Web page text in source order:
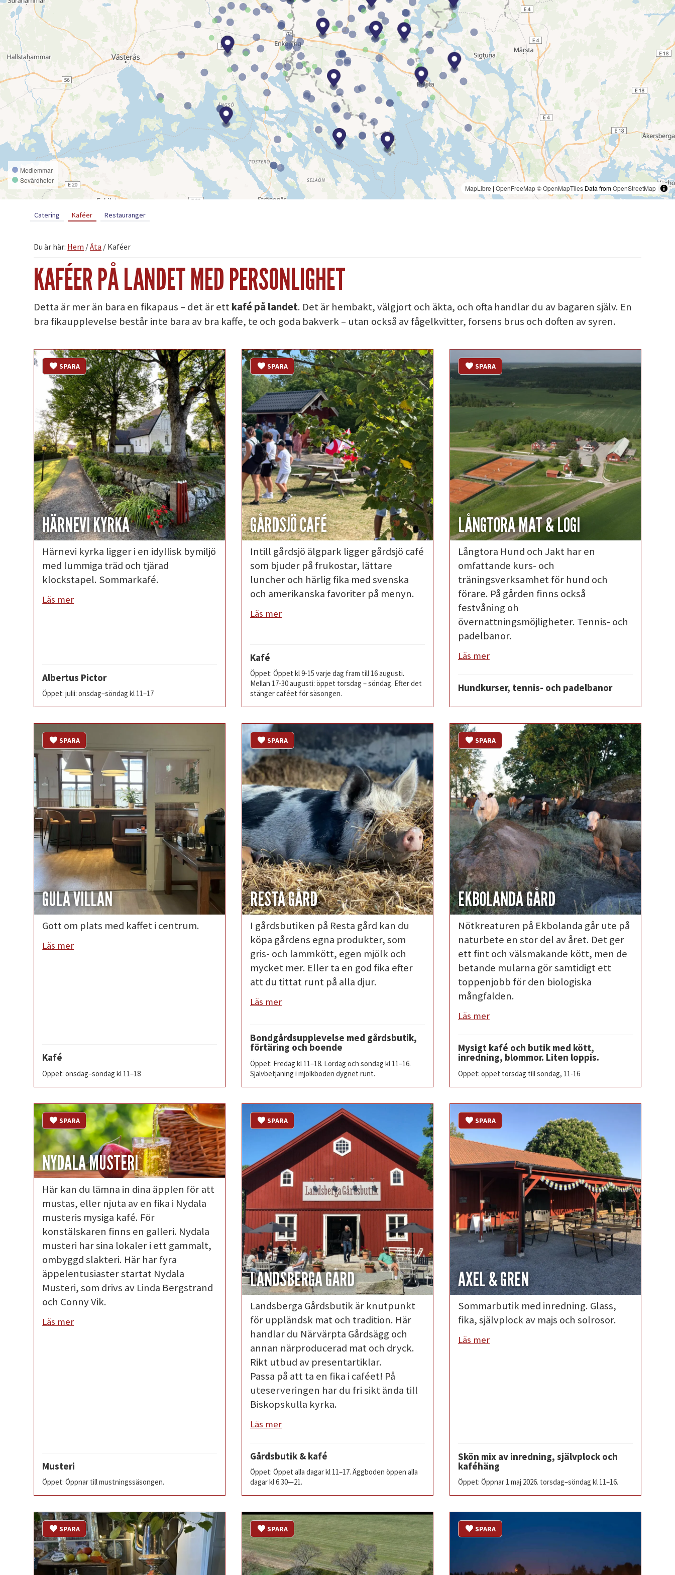
Medlemmar
Sevärdheter
MapLibre | OpenFreeMap© OpenMapTiles Data fromOpenStreetMap
Catering Kaféer Restauranger
Du är här: Hem /Äta / Kaféer
KAFÉER PÅ LANDET MED PERSONLIGHET
Detta är mer än bara en fikapaus – det är ettkafé på landet. Det är hembakt, välgjort och äkta, och ofta handlar du av bagaren själv. En
bra fikaupplevelse består inte bara av bra kaffe, te och goda bakverk – utan också av fågelkvitter, forsens brus och doften av syren.
HÄRNEVI KYRKA
SPARA
Härnevi kyrka ligger i en idyllisk bymiljö
med lummiga träd och tjärad
klockstapel. Sommarkafé.
Läs mer
Albertus Pictor
Öppet: julii: onsdag–söndag kl 11–17
GÅRDSJÖ CAFÉ
SPARA
Intill gårdsjö älgpark ligger gårdsjö café
som bjuder på frukostar, lättare
luncher och härlig fika med svenska
och amerikanska favoriter på menyn.
Läs mer
Kafé
Öppet: Öppet kl 9-15 varje dag fram till 16 augusti.
Mellan 17-30 augusti: öppet torsdag – söndag. Efter det
stänger caféet för säsongen.
LÅNGTORA MAT & LOGI
SPARA
Långtora Hund och Jakt har en
omfattande kurs- och
träningsverksamhet för hund och
förare. På gården finns också
festvåning oh
övernattningsmöjligheter. Tennis- och
padelbanor.
Läs mer
Hundkurser, tennis- och padelbanor
GULA VILLAN
SPARA
Gott om plats med kaffet i centrum.
Läs mer
Kafé
Öppet: onsdag–söndag kl 11–18
RESTA GÅRD
SPARA
I gårdsbutiken på Resta gård kan du
köpa gårdens egna produkter, som
gris- och lammkött, egen mjölk och
mycket mer. Eller ta en god fika efter
att du tittat runt på alla djur.
Läs mer
Bondgårdsupplevelse med gårdsbutik,
förtäring och boende
Öppet: Fredag kl 11–18. Lördag och söndag kl 11–16.
Självbetjäning i mjölkboden dygnet runt.
EKBOLANDA GÅRD
SPARA
Nötkreaturen på Ekbolanda går ute på
naturbete en stor del av året. Det ger
ett fint och välsmakande kött, men de
betande mularna gör samtidigt ett
toppenjobb för den biologiska
mångfalden.
Läs mer
Mysigt kafé och butik med kött,
inredning, blommor. Liten loppis.
Öppet: öppet torsdag till söndag, 11-16
NYDALA MUSTERI
SPARA
Här kan du lämna in dina äpplen för att
mustas, eller njuta av en fika i Nydala
musteris mysiga kafé. För
konstälskaren finns en galleri. Nydala
musteri har sina lokaler i ett gammalt,
ombyggd slakteri. Här har fyra
äppelentusiaster startat Nydala
Musteri, som drivs av Linda Bergstrand
och Conny Vik.
Läs mer
Musteri
Öppet: Öppnar till mustningssäsongen.
LANDSBERGA GÅRD
SPARA
Landsberga Gårdsbutik är knutpunkt
för uppländsk mat och tradition. Här
handlar du Närvärpta Gårdsägg och
annan närproducerad mat och dryck.
Rikt utbud av presentartiklar.
Passa på att ta en fika i caféet! På
uteserveringen har du fri sikt ända till
Biskopskulla kyrka.
Läs mer
Gårdsbutik & kafé
Öppet: Öppet alla dagar kl 11–17. Äggboden öppen alla
dagar kl 6.30—21.
AXEL & GREN
SPARA
Sommarbutik med inredning. Glass,
fika, självplock av majs och solrosor.
Läs mer
Skön mix av inredning, självplock och
kaféhäng
Öppet: Öppnar 1 maj 2026. torsdag–söndag kl 11–16.
SPARA SPARA SPARA